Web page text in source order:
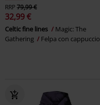
RRP79,99 €
32,99 €
Celtic fine lines
Magic: The
Gathering
Felpa con cappuccio